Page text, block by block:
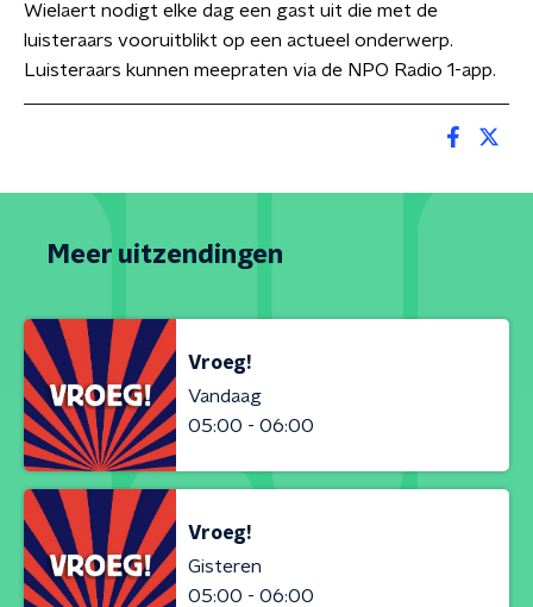
Wielaert nodigt elke dag een gast uit die met de
luisteraars vooruitblikt op een actueel onderwerp.
Luisteraars kunnen meepraten via de NPO Radio 1-app.
Meer uitzendingen
Vroeg!
Vandaag
05:00 - 06:00
Vroeg!
Gisteren
05:00 - 06:00